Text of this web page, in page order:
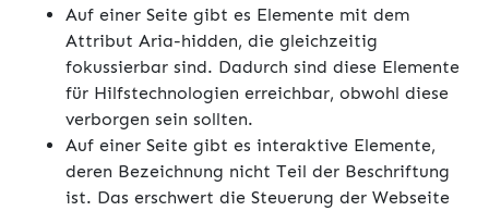
Auf einer Seite gibt es Elemente mit dem
Attribut Aria-hidden, die gleichzeitig
fokussierbar sind. Dadurch sind diese Elemente
für Hilfstechnologien erreichbar, obwohl diese
verborgen sein sollten.
Auf einer Seite gibt es interaktive Elemente,
deren Bezeichnung nicht Teil der Beschriftung
ist. Das erschwert die Steuerung der Webseite